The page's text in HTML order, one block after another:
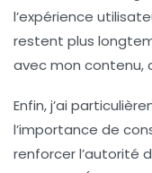
l’expérience
restent plus
avec mon contenu,
Enfin, j’ai
l’importance de
renforcer l’autorité